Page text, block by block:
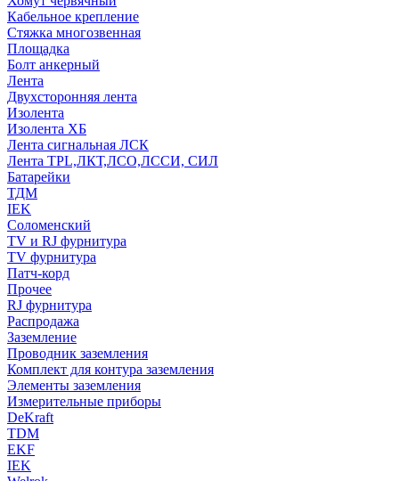
Кабельное крепление
Стяжка многозвенная
Площадка
Болт анкерный
Лента
Двухсторонняя лента
Изолента
Изолента ХБ
Лента сигнальная ЛСК
Лента TPL,ЛКТ,ЛСО,ЛССИ, СИЛ
Батарейки
ТДМ
IEK
Соломенский
TV и RJ фурнитура
TV фурнитура
Патч-корд
Прочее
RJ фурнитура
Распродажа
Заземление
Проводник заземления
Комплект для контура заземления
Элементы заземления
Измерительные приборы
DeKraft
TDM
EKF
IEK